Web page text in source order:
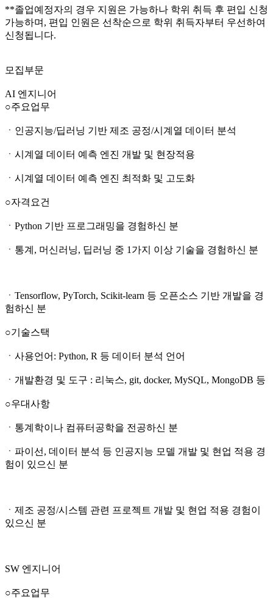
**졸업예정자의 경우 지원은 가능하나 학위 취득 후 편입 신청
가능하며, 편입 인원은 선착순으로 학위 취득자부터 우선하여
신청됩니다.
모집부문
AI 엔지니어
○주요업무
ㆍ인공지능/딥러닝 기반 제조 공정/시계열 데이터 분석
ㆍ시계열 데이터 예측 엔진 개발 및 현장적용
ㆍ시계열 데이터 예측 엔진 최적화 및 고도화
○자격요건
ㆍPython 기반 프로그래밍을 경험하신 분
ㆍ통계, 머신러닝, 딥러닝 중 1가지 이상 기술을 경험하신 분
ㆍTensorflow, PyTorch, Scikit-learn 등 오픈소스 기반 개발을 경
험하신 분
○기술스택
ㆍ사용언어: Python, R 등 데이터 분석 언어
ㆍ개발환경 및 도구 : 리눅스, git, docker, MySQL, MongoDB 등
○우대사항
ㆍ통계학이나 컴퓨터공학을 전공하신 분
ㆍ파이선, 데이터 분석 등 인공지능 모델 개발 및 현업 적용 경
험이 있으신 분
ㆍ제조 공정/시스템 관련 프로젝트 개발 및 현업 적용 경험이
있으신 분
SW 엔지니어
○주요업무